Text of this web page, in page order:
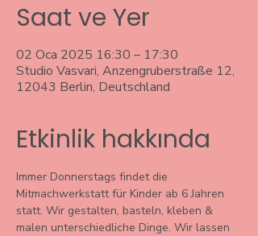
Saat ve Yer
02 Oca 2025 16:30 – 17:30
Studio Vasvari, Anzengruberstraße 12,
12043 Berlin, Deutschland
Etkinlik hakkında
Immer Donnerstags findet die
Mitmachwerkstatt für Kinder ab 6 Jahren
statt. Wir gestalten, basteln, kleben &
malen unterschiedliche Dinge. Wir lassen